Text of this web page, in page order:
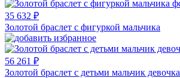
35 632 ₽
Золотой браслет с фигуркой мальчика
56 261 ₽
Золотой браслет с детьми мальчик девочка